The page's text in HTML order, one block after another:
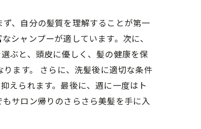
、自分の髪質を理解することが第一
シャンプーが適しています。次に、
ぶと、頭皮に優しく、髪の健康を保
ます。 さらに、洗髪後に適切な条件
えられます。最後に、週に一度はト
サロン帰りのさらさら美髪を手に入